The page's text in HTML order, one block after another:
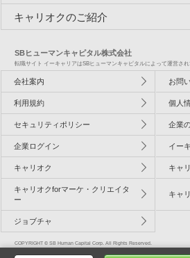
キャリオクのご紹介
SBヒューマンキャピタル株式会社
転職サイト イーキャリアはSBヒューマンキャピタルによって運営され
会社案内 お問
利用規約 個人
セキュリティポリシー 企業
企業ログイン イー
キャリオク キャ
キャリオクforマーケ・クリエイタ
ー
キャ
ジョブチャ
COPYRIGHT © SB Human Capital Corp. All Rights Reserved.